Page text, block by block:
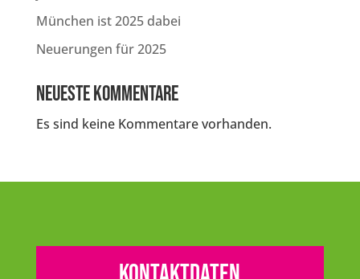
München ist 2025 dabei
Neuerungen für 2025
Neueste Kommentare
Es sind keine Kommentare vorhanden.